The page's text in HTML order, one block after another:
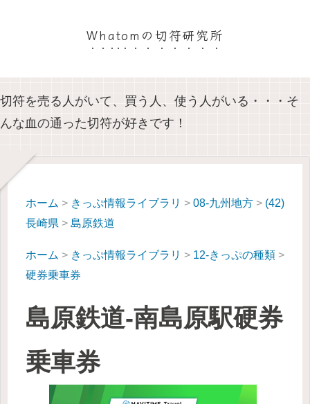
Whatomの切符研究所
切符を売る人がいて、買う人、使う人がいる・・・そ
んな血の通った切符が好きです！
ホーム > きっぷ情報ライブラリ > 08-九州地方 > (42)
長崎県 > 島原鉄道
ホーム > きっぷ情報ライブラリ > 12-きっぷの種類 >
硬券乗車券
島原鉄道-南島原駅硬券
乗車券